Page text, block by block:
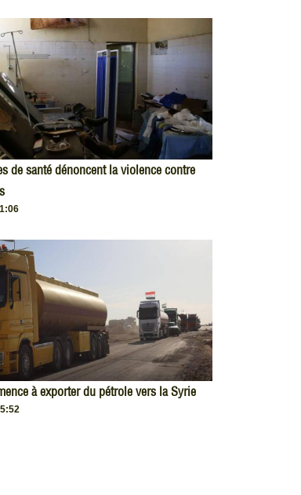
de santé dénoncent la violence contre
à exporter du pétrole vers la Syrie